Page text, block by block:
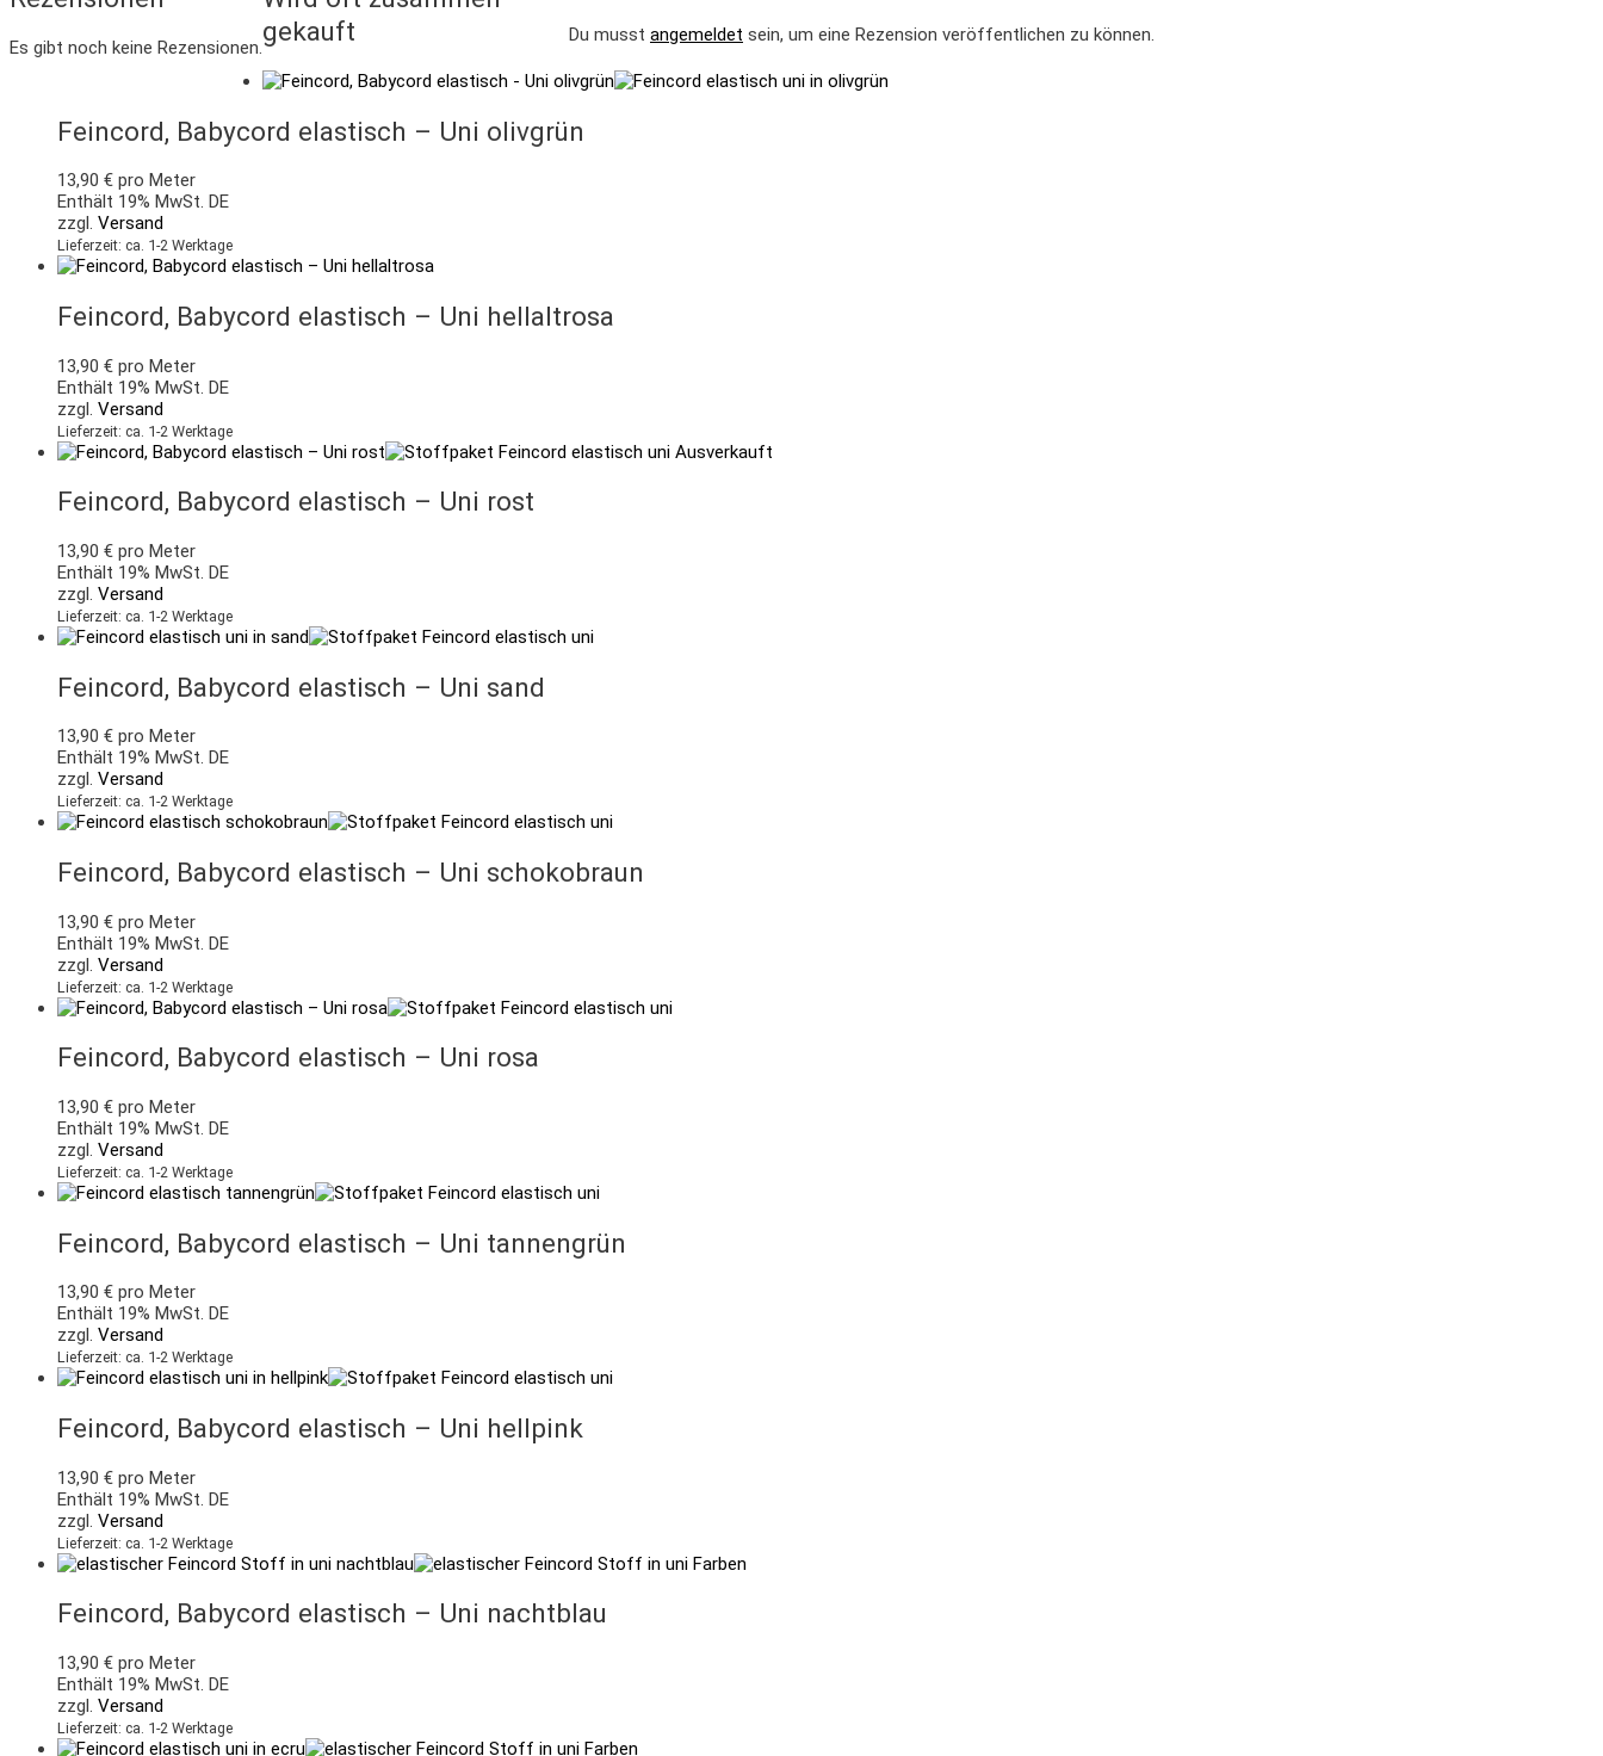
Es gibt noch keine Rezensionen.
Du musst angemeldet sein, um eine Rezension veröffentlichen zu können.
gekauft
Feincord, Babycord elastisch – Uni olivgrün
13,90 € pro Meter
Enthält 19% MwSt. DE
zzgl. Versand
Lieferzeit: ca. 1-2 Werktage
Feincord, Babycord elastisch – Uni hellaltrosa
13,90 € pro Meter
Enthält 19% MwSt. DE
zzgl. Versand
Lieferzeit: ca. 1-2 Werktage
Ausverkauft
Feincord, Babycord elastisch – Uni rost
13,90 € pro Meter
Enthält 19% MwSt. DE
zzgl. Versand
Lieferzeit: ca. 1-2 Werktage
Feincord, Babycord elastisch – Uni sand
13,90 € pro Meter
Enthält 19% MwSt. DE
zzgl. Versand
Lieferzeit: ca. 1-2 Werktage
Feincord, Babycord elastisch – Uni schokobraun
13,90 € pro Meter
Enthält 19% MwSt. DE
zzgl. Versand
Lieferzeit: ca. 1-2 Werktage
Feincord, Babycord elastisch – Uni rosa
13,90 € pro Meter
Enthält 19% MwSt. DE
zzgl. Versand
Lieferzeit: ca. 1-2 Werktage
Feincord, Babycord elastisch – Uni tannengrün
13,90 € pro Meter
Enthält 19% MwSt. DE
zzgl. Versand
Lieferzeit: ca. 1-2 Werktage
Feincord, Babycord elastisch – Uni hellpink
13,90 € pro Meter
Enthält 19% MwSt. DE
zzgl. Versand
Lieferzeit: ca. 1-2 Werktage
Feincord, Babycord elastisch – Uni nachtblau
13,90 € pro Meter
Enthält 19% MwSt. DE
zzgl. Versand
Lieferzeit: ca. 1-2 Werktage